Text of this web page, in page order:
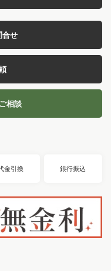
合せ
相談
金引換 銀行振込